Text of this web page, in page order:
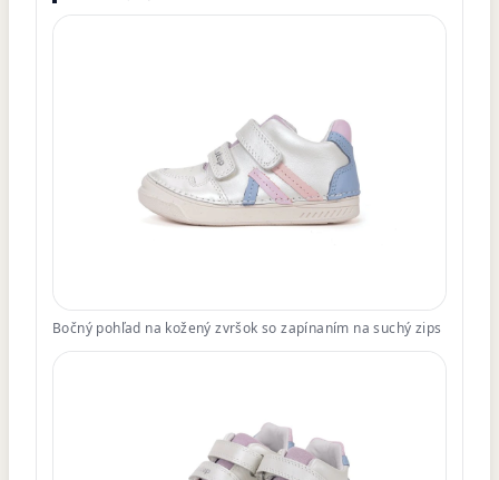
Bočný pohľad na kožený zvršok so zapínaním na suchý zips